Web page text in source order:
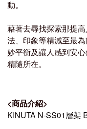
動。
藉著去尋找探索那提
法、印象等精減至最
妙平衡及讓人感到安
精隨所在。
<商品介紹>
KINUTA N-SS01層架